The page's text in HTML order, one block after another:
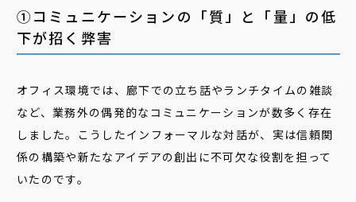
①コミュニケーションの「質」と「量」の低
下が招く弊害
オフィス環境では、廊下での立ち話やランチタイムの雑談
など、業務外の偶発的なコミュニケーションが数多く存在
しました。こうしたインフォーマルな対話が、実は信頼関
係の構築や新たなアイデアの創出に不可欠な役割を担って
いたのです。